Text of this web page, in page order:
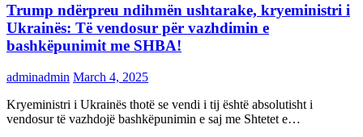
Trump ndërpreu ndihmën ushtarake, kryeministri i
Ukrainës: Të vendosur për vazhdimin e
bashkëpunimit me SHBA!
adminadmin March 4, 2025
Kryeministri i Ukrainës thotë se vendi i tij është absolutisht i
vendosur të vazhdojë bashkëpunimin e saj me Shtetet e…